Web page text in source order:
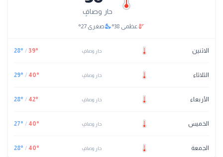
حار وصافٍ
thermostatعظمى 38
°
nights_stayصغرى 27
°
الاثنين حار وصافٍ 39°
/
28°
الثلاثاء حار وصافٍ 40°
/
29°
الأربعاء حار وصافٍ 42°
/
28°
الخميس حار وصافٍ 40°
/
27°
الجمعة حار وصافٍ 40°
/
28°